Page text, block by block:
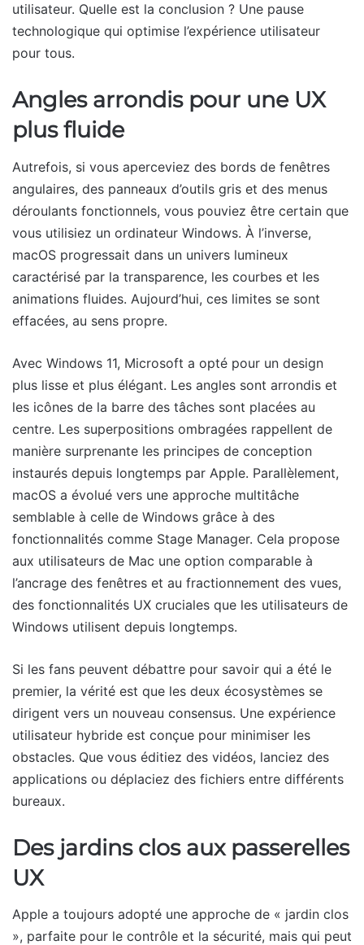
utilisateur. Quelle est la conclusion ? Une pause
technologique qui optimise l’expérience utilisateur
pour tous.
Angles arrondis pour une UX
plus fluide
Autrefois, si vous aperceviez des bords de fenêtres
angulaires, des panneaux d’outils gris et des menus
déroulants fonctionnels, vous pouviez être certain que
vous utilisiez un ordinateur Windows. À l’inverse,
macOS progressait dans un univers lumineux
caractérisé par la transparence, les courbes et les
animations fluides. Aujourd’hui, ces limites se sont
effacées, au sens propre.
Avec Windows 11, Microsoft a opté pour un design
plus lisse et plus élégant. Les angles sont arrondis et
les icônes de la barre des tâches sont placées au
centre. Les superpositions ombragées rappellent de
manière surprenante les principes de conception
instaurés depuis longtemps par Apple. Parallèlement,
macOS a évolué vers une approche multitâche
semblable à celle de Windows grâce à des
fonctionnalités comme Stage Manager. Cela propose
aux utilisateurs de Mac une option comparable à
l’ancrage des fenêtres et au fractionnement des vues,
des fonctionnalités UX cruciales que les utilisateurs de
Windows utilisent depuis longtemps.
Si les fans peuvent débattre pour savoir qui a été le
premier, la vérité est que les deux écosystèmes se
dirigent vers un nouveau consensus. Une expérience
utilisateur hybride est conçue pour minimiser les
obstacles. Que vous éditiez des vidéos, lanciez des
applications ou déplaciez des fichiers entre différents
bureaux.
Des jardins clos aux passerelles
UX
Apple a toujours adopté une approche de « jardin clos
», parfaite pour le contrôle et la sécurité, mais qui peut